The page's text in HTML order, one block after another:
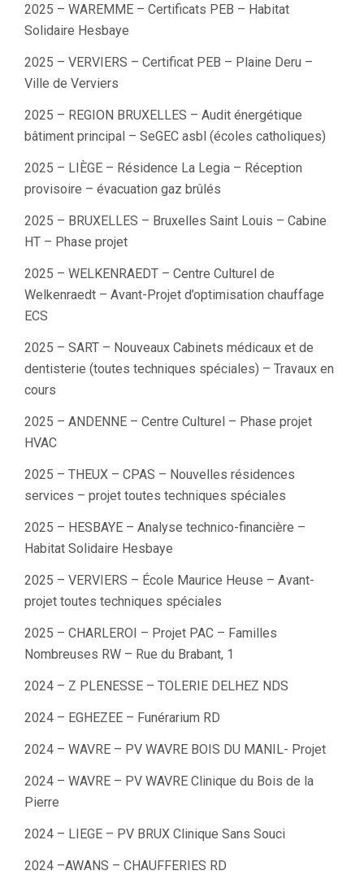
2025 – WAREMME – Certificats PEB – Habitat
Solidaire Hesbaye
2025 – VERVIERS – Certificat PEB – Plaine Deru –
Ville de Verviers
2025 – REGION BRUXELLES – Audit énergétique
bâtiment principal – SeGEC asbl (écoles catholiques)
2025 – LIÈGE – Résidence La Legia – Réception
provisoire – évacuation gaz brûlés
2025 – BRUXELLES – Bruxelles Saint Louis – Cabine
HT – Phase projet
2025 – WELKENRAEDT – Centre Culturel de
Welkenraedt – Avant-Projet d’optimisation chauffage
ECS
2025 – SART – Nouveaux Cabinets médicaux et de
dentisterie (toutes techniques spéciales) – Travaux en
cours
2025 – ANDENNE – Centre Culturel – Phase projet
HVAC
2025 – THEUX – CPAS – Nouvelles résidences
services – projet toutes techniques spéciales
2025 – HESBAYE – Analyse technico-financière –
Habitat Solidaire Hesbaye
2025 – VERVIERS – École Maurice Heuse – Avant-
projet toutes techniques spéciales
2025 – CHARLEROI – Projet PAC – Familles
Nombreuses RW – Rue du Brabant, 1
2024 – Z PLENESSE – TOLERIE DELHEZ NDS
2024 – EGHEZEE – Funérarium RD
2024 – WAVRE – PV WAVRE BOIS DU MANIL- Projet
2024 – WAVRE – PV WAVRE Clinique du Bois de la
Pierre
2024 – LIEGE – PV BRUX Clinique Sans Souci
2024 –AWANS – CHAUFFERIES RD